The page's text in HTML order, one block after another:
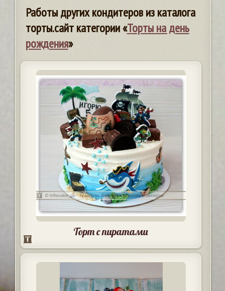
Работы других кондитеров из каталога
торты.сайт категории «Торты на день
рождения»
Торт с пиратами